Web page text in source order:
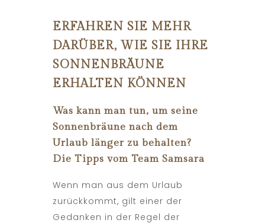
ERFAHREN SIE MEHR
DARÜBER, WIE SIE IHRE
SONNENBRÄUNE
ERHALTEN KÖNNEN
Was kann man tun, um seine
Sonnenbräune nach dem
Urlaub länger zu behalten?
Die Tipps vom Team Samsara
Wenn man aus dem Urlaub
zurückkommt, gilt einer der
Gedanken in der Regel der